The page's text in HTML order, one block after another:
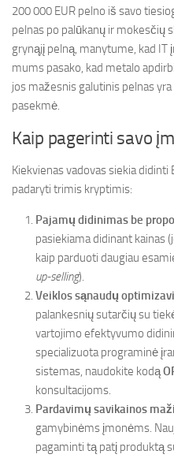
200 000 EUR pelno iš savo
pelnas po palūkanų ir mokesčių
grynąjį pelną, manytume, kad IT
mums pasako, kad metalo
jos mažesnis galutinis pelnas
pasekmė.
Kaip pagerinti savo
Kiekvienas vadovas siekia
padaryti trimis kryptimis:
Pajamų didinimas be
pasiekiama didinant kainas
kaip parduoti daugiau
up-selling).
Veiklos sąnaudų
palankesnių sutarčių su
vartojimo efektyvumo
specializuota programinė
sistemas, naudokite kodą
konsultacijoms.
Pardavimų savikainos
gamybinėms įmonėms.
pagaminti tą patį produktą